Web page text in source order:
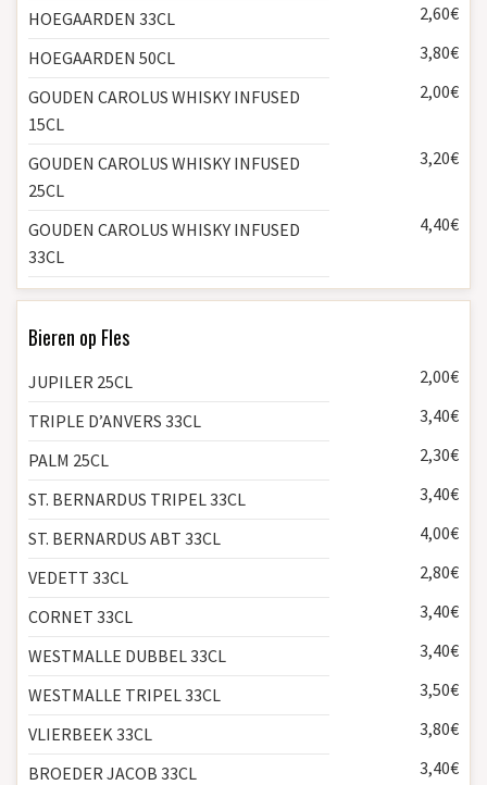
HOEGAARDEN 33CL 2,60€
HOEGAARDEN 50CL 3,80€
GOUDEN CAROLUS WHISKY INFUSED
15CL
2,00€
GOUDEN CAROLUS WHISKY INFUSED
25CL
3,20€
GOUDEN CAROLUS WHISKY INFUSED
33CL
4,40€
Bieren op Fles
JUPILER 25CL 2,00€
TRIPLE D’ANVERS 33CL 3,40€
PALM 25CL 2,30€
ST. BERNARDUS TRIPEL 33CL 3,40€
ST. BERNARDUS ABT 33CL 4,00€
VEDETT 33CL 2,80€
CORNET 33CL 3,40€
WESTMALLE DUBBEL 33CL 3,40€
WESTMALLE TRIPEL 33CL 3,50€
VLIERBEEK 33CL 3,80€
BROEDER JACOB 33CL 3,40€